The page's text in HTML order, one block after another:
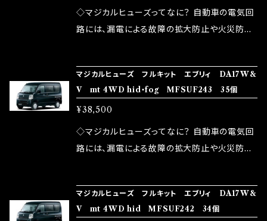
発揮します。 ・アクセルレスポンスの向上 ・アイ
ドリング安定化（静粛性UP） ・ターボ車のターボ
など、これらの効果は、タウンユースだけでなく、
モータースポーツシーンでの実証実験の上、 製
品化を果たしております。
が大きい。 2.金属部分が露出している為、空気
中に漏電してしまう。 3.金属プレートが接触する
ズが、マジカルヒューズになります。 ◇マジカル
ヒューズの効果 マジカルヒューズは放電防止効
果・接触抵抗低減効果により、このような効果を
発揮します。 ・アクセルレスポンスの向上 ・アイ
ドリング安定化（静粛性UP） ・ターボ車のターボ
など、これらの効果は、タウンユースだけでなく、
モータースポーツシーンでの実証実験の上、 製
◇マジカルヒューズってなに？ 自動車の電気回
路には、漏電による故障の拡大防止や火災防止
路として、各回路への電力供給を行っています。
しかし、ヒューズには拭い去れない欠点があり
ます。 1.溶接回路であるため、配線と比較し抵抗
が大きい。 2.金属部分が露出している為、空気
中に漏電してしまう。 3.金属プレートが接触する
ズが、マジカルヒューズになります。 ◇マジカル
ヒューズの効果 マジカルヒューズは放電防止効
マジカルヒューズ フルキット エブリィ DA17W&
V mt 4WD hid・fog MFSUF243 35個
¥38,500
◇マジカルヒューズってなに？ 自動車の電気回
路には、漏電による故障の拡大防止や火災防止
路として、各回路への電力供給を行っています。
しかし、ヒューズには拭い去れない欠点があり
マジカルヒューズ フルキット エブリィ DA17W&
V mt 4WD hid MFSUF242 34個